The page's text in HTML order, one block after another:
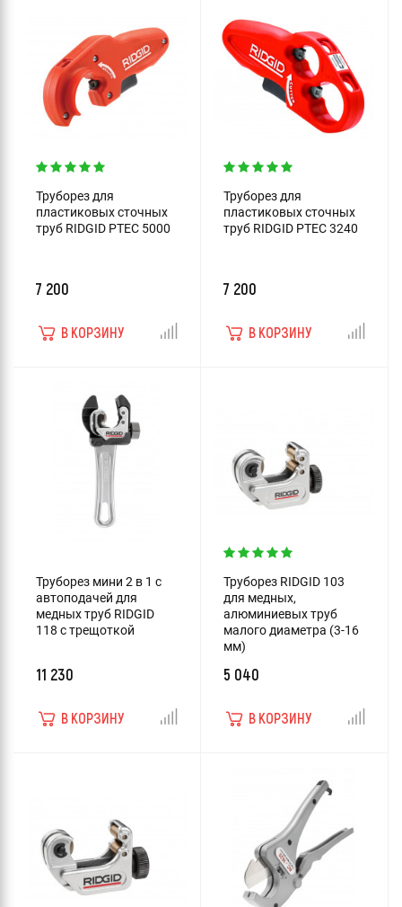
Труборез для
пластиковых сточных
труб RIDGID PTEC 5000
7 200
В КОРЗИНУ
Труборез для
пластиковых сточных
труб RIDGID PTEC 3240
7 200
В КОРЗИНУ
Труборез мини 2 в 1 с
автоподачей для
медных труб RIDGID
118 с трещоткой
11 230
В КОРЗИНУ
Труборез RIDGID 103
для медных,
алюминиевых труб
малого диаметра (3-16
мм)
5 040
В КОРЗИНУ